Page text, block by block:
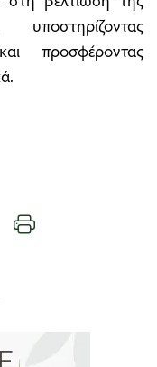
προσφέροντας